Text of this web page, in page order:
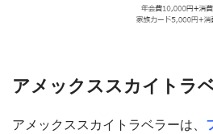
アメックススカイトラ
アメックススカイトラベラーは、